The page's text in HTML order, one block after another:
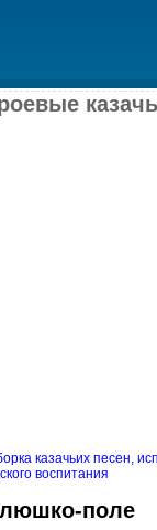
казачьих песен,
воспитания
поле